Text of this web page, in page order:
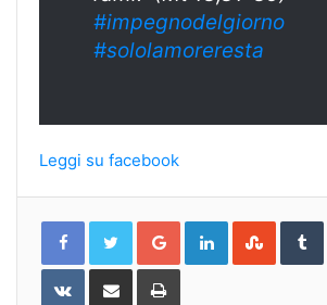
#impegnodelgiorno
#sololamoreresta
Leggi su facebook
Google+LinkedIn
VKontakteShare
Email
Print